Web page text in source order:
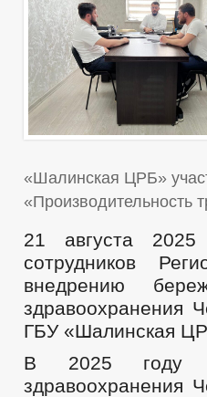
«Шалинская ЦРБ»
«Производительность
21 августа 2025
сотрудников
внедрению
здравоохранения
ГБУ «Шалинская
В 2025 году
здравоохранения